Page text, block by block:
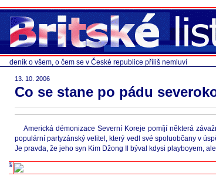
deník o všem, o čem se v České republice příliš nemluví
13. 10. 2006
Co se stane po pádu
Americká démonizace Severní Koreje pomíjí některá
populární partyzánský velitel, který vedl své spoluobčany v
Je pravda, že jeho syn Kim Džong Il býval kdysi playboyem,